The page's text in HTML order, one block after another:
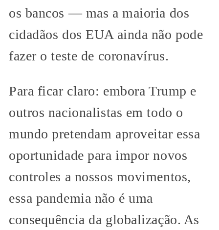
os bancos — mas a maioria dos
cidadãos dos EUA ainda não pode
fazer o teste de coronavírus.
Para ficar claro: embora Trump e
outros nacionalistas em todo o
mundo pretendam aproveitar essa
oportunidade para impor novos
controles a nossos movimentos,
essa pandemia não é uma
consequência da globalização. As